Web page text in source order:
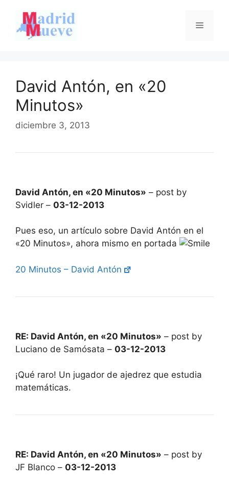
contenido
Menú
David Antón, en «20
Minutos»
diciembre 3, 2013
David Antón, en «20 Minutos» – post by
Svidler – 03-12-2013
Pues eso, un artículo sobre David Antón en el
«20 Minutos», ahora mismo en portada
20 Minutos – David Antón
RE: David Antón, en «20 Minutos» – post by
Luciano de Samósata – 03-12-2013
¡Qué raro! Un jugador de ajedrez que estudia
matemáticas.
RE: David Antón, en «20 Minutos» – post by
JF Blanco – 03-12-2013